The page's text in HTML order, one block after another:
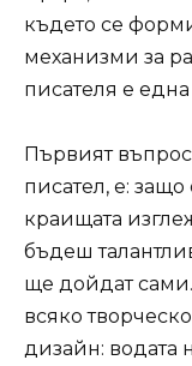
където се
механизми за
писателя е една
Първият
писател, е:
краищата
бъдеш
ще дойдат
всяко
дизайн: водата